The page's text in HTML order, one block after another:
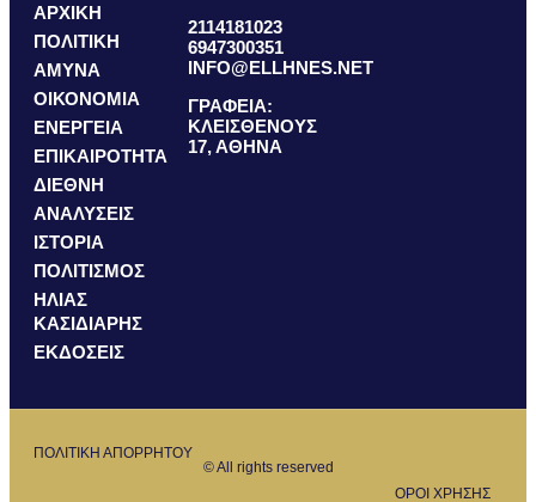
ΑΡΧΙΚΗ
ΠΟΛΙΤΙΚΗ
ΑΜΥΝΑ
ΟΙΚΟΝΟΜΙΑ
ΕΝΕΡΓΕΙΑ
ΕΠΙΚΑΙΡΟΤΗΤΑ
ΔΙΕΘΝΗ
ΑΝΑΛΥΣΕΙΣ
ΙΣΤΟΡΙΑ
ΠΟΛΙΤΙΣΜΟΣ
ΗΛΙΑΣ
ΚΑΣΙΔΙΑΡΗΣ
ΕΚΔΟΣΕΙΣ
2114181023
6947300351
INFO@ELLHNES.NET
ΓΡΑΦΕΙΑ:
ΚΛΕΙΣΘΕΝΟΥΣ
17, ΑΘΗΝΑ
ΠΟΛΙΤΙΚΗ ΑΠΟΡΡΗΤΟΥ
© All rights reserved
ΟΡΟΙ ΧΡΗΣΗΣ